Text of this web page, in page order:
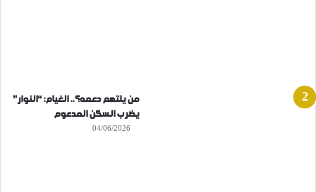
من يلتهم دعمه؟.. الغيام: “النوار”
يضرب السكن المدعوم
04/06/2026